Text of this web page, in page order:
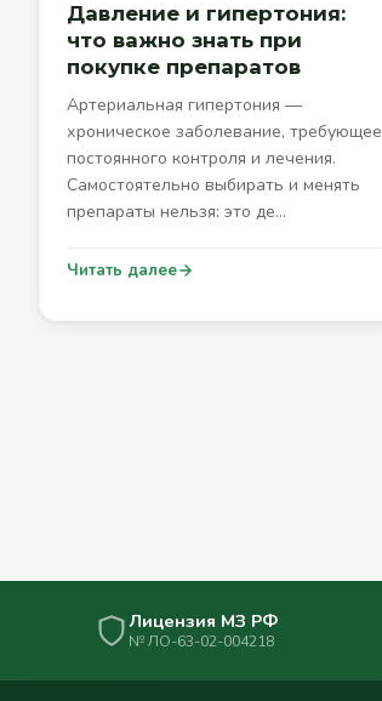
Давление и гипертония:
что важно знать при
покупке препаратов
Артериальная гипертония —
хроническое заболевание, требующее
постоянного контроля и лечения.
Самостоятельно выбирать и менять
препараты нельзя: это де…
Читать далее
Лицензия МЗ РФ
№ ЛО-63-02-004218